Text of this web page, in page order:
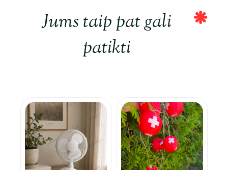
Jums taip pat gali
patikti